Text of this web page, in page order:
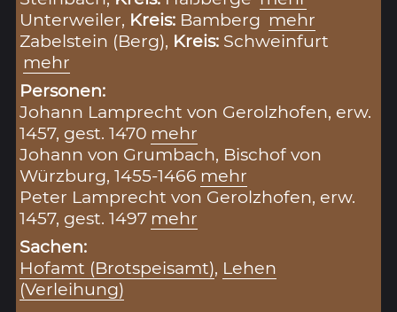
Unterweiler, Kreis: Bamberg mehr
Zabelstein (Berg), Kreis: Schweinfurt
mehr
Personen:
Johann Lamprecht von Gerolzhofen, erw.
1457, gest. 1470 mehr
Johann von Grumbach, Bischof von
Würzburg, 1455-1466 mehr
Peter Lamprecht von Gerolzhofen, erw.
1457, gest. 1497 mehr
Sachen:
Hofamt (Brotspeisamt), Lehen
(Verleihung)